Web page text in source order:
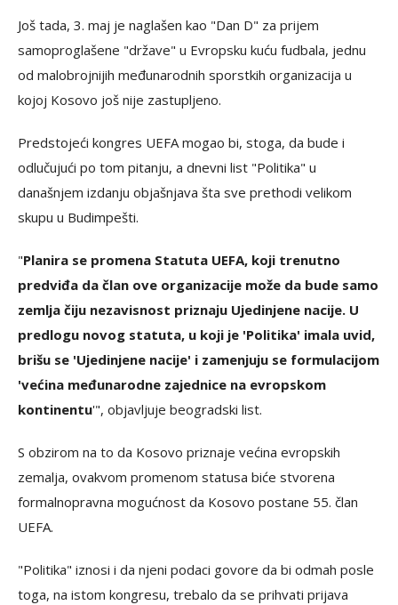
Još tada, 3. maj je naglašen kao "Dan D" za prijem
samoproglašene "države" u Evropsku kuću fudbala, jednu
od malobrojnijih međunarodnih sporstkih organizacija u
kojoj Kosovo još nije zastupljeno.
Predstojeći kongres UEFA mogao bi, stoga, da bude i
odlučujući po tom pitanju, a dnevni list "Politika" u
današnjem izdanju objašnjava šta sve prethodi velikom
skupu u Budimpešti.
"Planira se promena Statuta UEFA, koji trenutno
predviđa da član ove organizacije može da bude samo
zemlja čiju nezavisnost priznaju Ujedinjene nacije. U
predlogu novog statuta, u koji je 'Politika' imala uvid,
brišu se 'Ujedinjene nacije' i zamenjuju se formulacijom
'većina međunarodne zajednice na evropskom
kontinentu'", objavljuje beogradski list.
S obzirom na to da Kosovo priznaje većina evropskih
zemalja, ovakvom promenom statusa biće stvorena
formalnopravna mogućnost da Kosovo postane 55. član
UEFA.
"Politika" iznosi i da njeni podaci govore da bi odmah posle
toga, na istom kongresu, trebalo da se prihvati prijava